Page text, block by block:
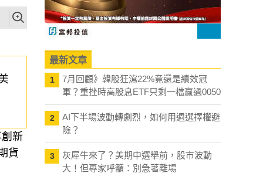
新
貨
最新文章
1
7月回顧》韓股狂瀉22%竟還是績效冠
軍？重挫時高股息ETF只剩一檔贏過0050
2
AI下半場波動轉劇烈，如何用週選擇權避
險？
3
灰犀牛來了？美期中選舉前，股市波動
大！但專家呼籲：別急著離場